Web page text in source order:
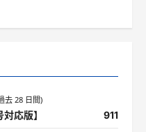
去 28 日間)
応版】 911